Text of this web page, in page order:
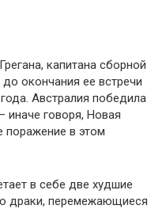
капитана сборной
окончания ее встречи
Австралия победила
иначе говоря, Новая
поражение в этом
в себе две худшие
драки, перемежающиеся